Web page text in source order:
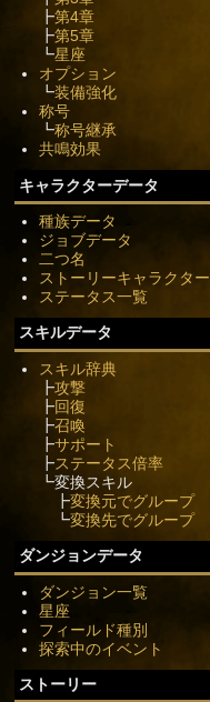
┣第4章
┣第5章
┗星座
オプション
┗装備強化
称号
┗称号継承
共鳴効果
キャラクターデータ
種族データ
ジョブデータ
二つ名
ストーリーキャラクター
ステータス一覧
スキルデータ
スキル辞典
┣攻撃
┣回復
┣召喚
┣サポート
┣ステータス倍率
┗変換スキル
┣変換元でグループ
┗変換先でグループ
ダンジョンデータ
ダンジョン一覧
星座
フィールド種別
探索中のイベント
ストーリー